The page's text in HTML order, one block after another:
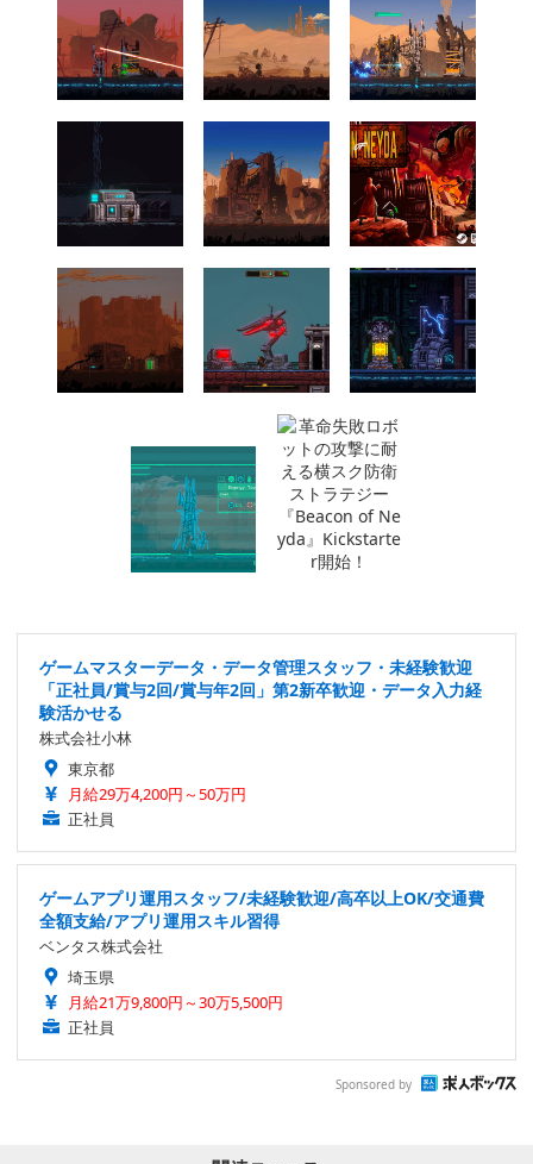
ゲームマスターデータ・データ管理スタッフ・未経験歓迎
「正社員/賞与2回/賞与年2回」第2新卒歓迎・データ入力経
験活かせる
株式会社小林
東京都
月給29万4,200円～50万円
正社員
ゲームアプリ運用スタッフ/未経験歓迎/高卒以上OK/交通費
全額支給/アプリ運用スキル習得
ベンタス株式会社
埼玉県
月給21万9,800円～30万5,500円
正社員
Sponsored by